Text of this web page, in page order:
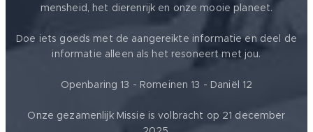
mensheid, het dierenrijk en onze mooie planeet.
Doe iets goeds met de aangereikte informatie en deel de
informatie alleen als het resoneert met jou.
Openbaring 13 - Romeinen 13 - Daniël 12
Onze gezamenlijk Missie is volbracht op 21 december